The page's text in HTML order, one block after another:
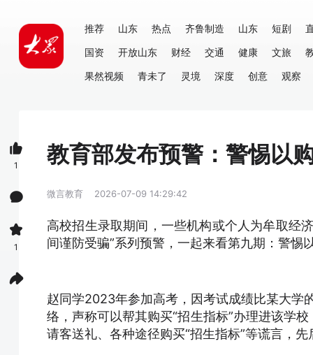
推荐 山东 热点 齐鲁制造 山东 短剧
国资
开放山东 财经 交通 健康 文旅
果然视频
青未了 灵境 深度 创意 观察
教育部发布预警：警惕以
微言教育 2026-07-09 14:29:42
高校招生录取期间，一些机构或个人为牟取经
间谨防受骗”系列预警，一起来看第九期：警
赵同学2023年参加高考，因考试成绩比某大学
络，声称可以帮其购买“招生指标”办理进该学
请客送礼、各种途径购买“招生指标”等谎言，
1
1